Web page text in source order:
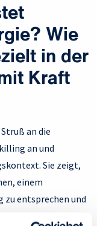
Wie
in der
Kraft
an die
an und
Sie zeigt,
einem
zu entsprechen und